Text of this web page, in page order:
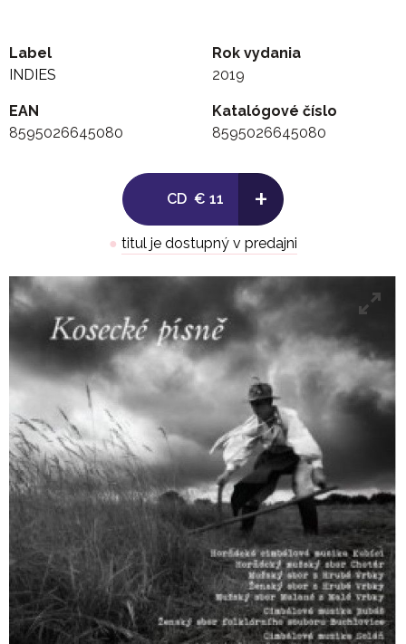
Label
INDIES
Rok vydania
2019
EAN
8595026645080
Katalógové číslo
8595026645080
CD € 11 +
● titul je dostupný v predajni